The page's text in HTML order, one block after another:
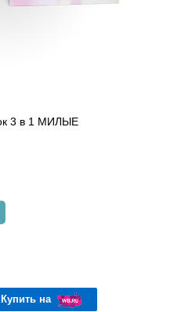
3 в 1 МИЛЫЕ
Купить на